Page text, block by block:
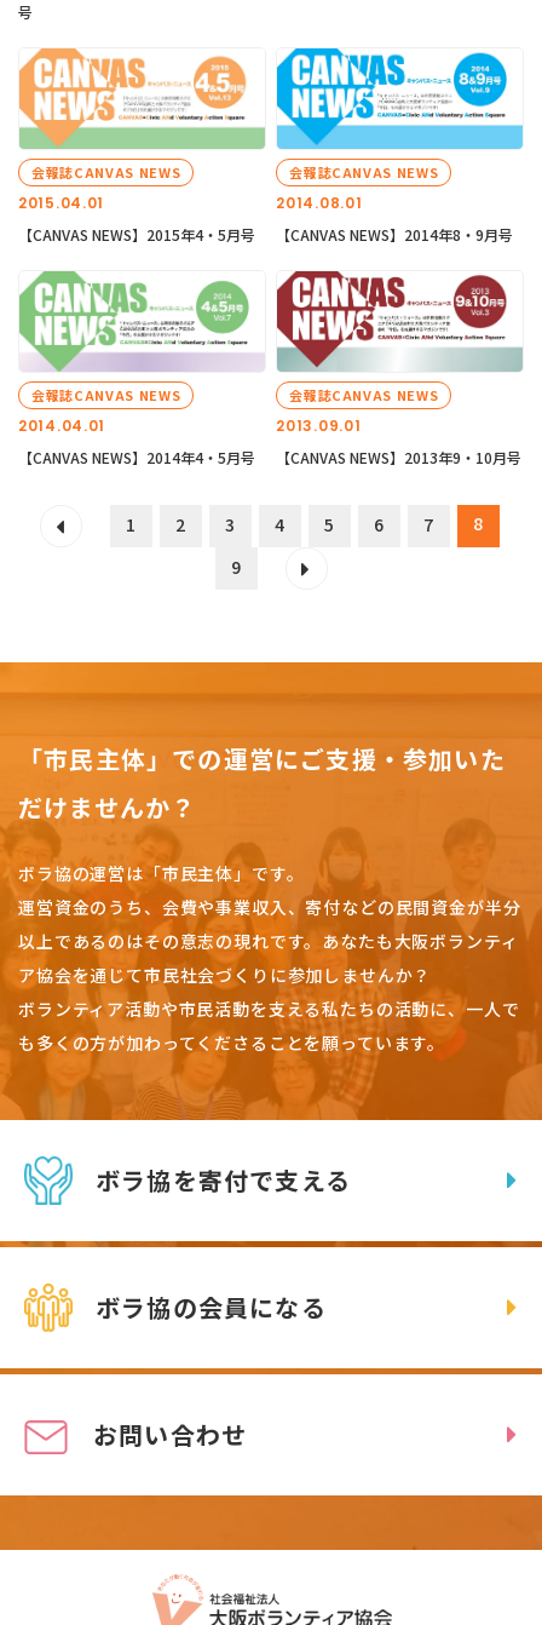
号
2015.04.01
会報誌CANVAS NEWS
【CANVAS NEWS】2015年4・5月号
2014.08.01
会報誌CANVAS NEWS
【CANVAS NEWS】2014年8・9月号
2014.04.01
会報誌CANVAS NEWS
【CANVAS NEWS】2014年4・5月号
2013.09.01
会報誌CANVAS NEWS
【CANVAS NEWS】2013年9・10月号
1 2 3 4 5 6 7
8
9
「市民主体」での運営にご支援・参加いた
だけませんか？
ボラ協の運営は「市民主体」です。
運営資金のうち、会費や事業収入、寄付などの民間資金が半分
以上であるのはその意志の現れです。 あなたも大阪ボランティ
ア協会を通じて市民社会づくりに参加しませんか？
ボランティア活動や市民活動を支える私たちの活動に、一人で
も多くの方が加わってくださることを願っています。
ボラ協を寄付で支える
ボラ協の会員になる
お問い合わせ